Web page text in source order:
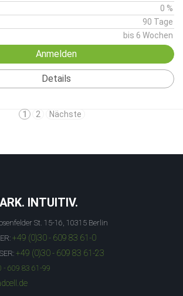
0 %
90 Tage
bis 6 Wochen
Anmelden
Details
1 2 Nächste
INTUITIV.
St. 15-16, 10315 Berlin
+49 (0)30 - 609 83 61-0
+49 (0)30 - 609 83 61-23
- 609 83 61-99